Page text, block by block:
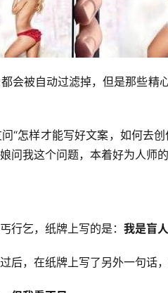
会被自动过滤掉，但是那些精
“怎样才能写好文案，如何去
问我这个问题，本着好为人师
行乞，纸牌上写的是： 我是盲
后，在纸牌上写了另外一句话